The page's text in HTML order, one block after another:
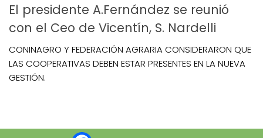
El presidente A.Fernández se reunió
con el Ceo de Vicentín, S. Nardelli
CONINAGRO Y FEDERACIÓN AGRARIA CONSIDERARON QUE
LAS COOPERATIVAS DEBEN ESTAR PRESENTES EN LA NUEVA
GESTIÓN.